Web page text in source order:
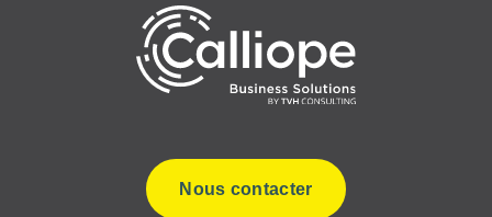
Nous contacter